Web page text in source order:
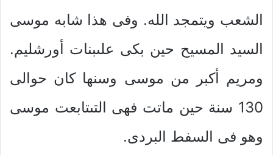
الشعب ويتمجد الله. وفى هذا شابه موسى
السيد المسيح حين بكى علىبنات أورشليم.
ومريم أكبر من موسى وسنها كان حوالى
130 سنة حين ماتت فهى التىتابعت موسى
وهو فى السفط البردى.